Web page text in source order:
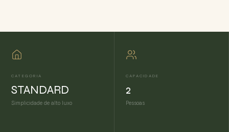
CATEGORIA
STANDARD
Simplicidade de alto luxo
CAPACIDADE
2
Pessoas